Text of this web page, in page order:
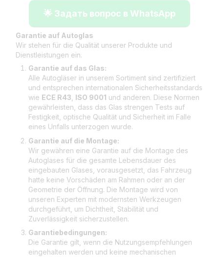
🌟 Задать вопрос в WhatsApp
Garantie auf Autoglas
Wir stehen für die Qualität unserer Produkte und
Dienstleistungen ein.
Garantie auf das Glas:
Alle Autogläser in unserem Sortiment sind zertifiziert
und entsprechen internationalen Sicherheitsstandards
wie ECE R43 ISO 9001 und anderen. Diese Normen
gewährleisten, dass das Glas strengen Tests auf
Festigkeit, optische Qualität und Sicherheit im Falle
eines Unfalls unterzogen wurde.
Garantie auf die Montage:
Wir gewähren eine Garantie auf die Montage des
Autoglases für die gesamte Lebensdauer des
eingebauten Glases, vorausgesetzt, das Fahrzeug
hatte keine Vorschäden am Rahmen oder an der
Geometrie der Öffnung. Die Montage wird von
unseren Experten mit modernsten Werkzeugen
durchgeführt, um Dichtheit, Stabilität und
Zuverlässigkeit sicherzustellen.
Garantiebedingungen:
Die Garantie gilt, wenn die Nutzungsempfehlungen
eingehalten werden und keine mechanischen